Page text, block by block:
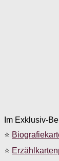
Im Exklusiv-
⭐
⭐